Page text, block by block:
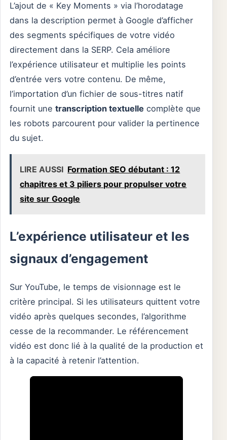
L’ajout de « Key Moments » via l’horodatage
dans la description permet à Google d’afficher
des segments spécifiques de votre vidéo
directement dans la SERP. Cela améliore
l’expérience utilisateur et multiplie les points
d’entrée vers votre contenu. De même,
l’importation d’un fichier de sous-titres natif
fournit une transcription textuelle complète que
les robots parcourent pour valider la pertinence
du sujet.
LIRE AUSSI Formation SEO débutant : 12
chapitres et 3 piliers pour propulser votre
site sur Google
L’expérience utilisateur et les
signaux d’engagement
Sur YouTube, le temps de visionnage est le
critère principal. Si les utilisateurs quittent votre
vidéo après quelques secondes, l’algorithme
cesse de la recommander. Le référencement
vidéo est donc lié à la qualité de la production et
à la capacité à retenir l’attention.